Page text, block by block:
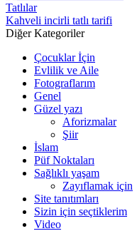
Tatlılar
Kahveli incirli tatlı tarifi
Diğer Kategoriler
Çocuklar İçin
Evlilik ve Aile
Fotograflarım
Genel
Güzel yazı
Aforizmalar
Şiir
İslam
Püf Noktaları
Sağlıklı yaşam
Zayıflamak için
Site tanıtımları
Sizin için seçtiklerim
Video